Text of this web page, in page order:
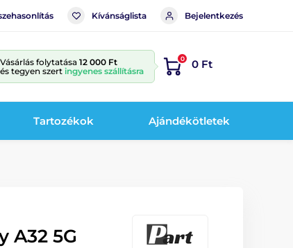
Kívánságlista Bejelentkezés
Vásárlás folytatása 12 000 Ft
és tegyen szert ingyenes szállításra
0 0 Ft
Tartozékok Ajándékötletek
A32 5G